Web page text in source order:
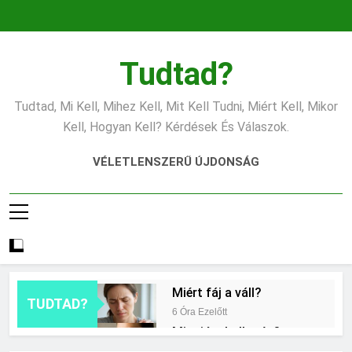
Tudtad?
Tudtad, Mi Kell, Mihez Kell, Mit Kell Tudni, Miért Kell, Mikor
Kell, Hogyan Kell? Kérdések És Válaszok.
VÉLETLENSZERŰ ÚJDONSÁG
TUDTAD?
Miért fáj a váll?
6 Óra Ezelőtt
Mire jó a kollagén?